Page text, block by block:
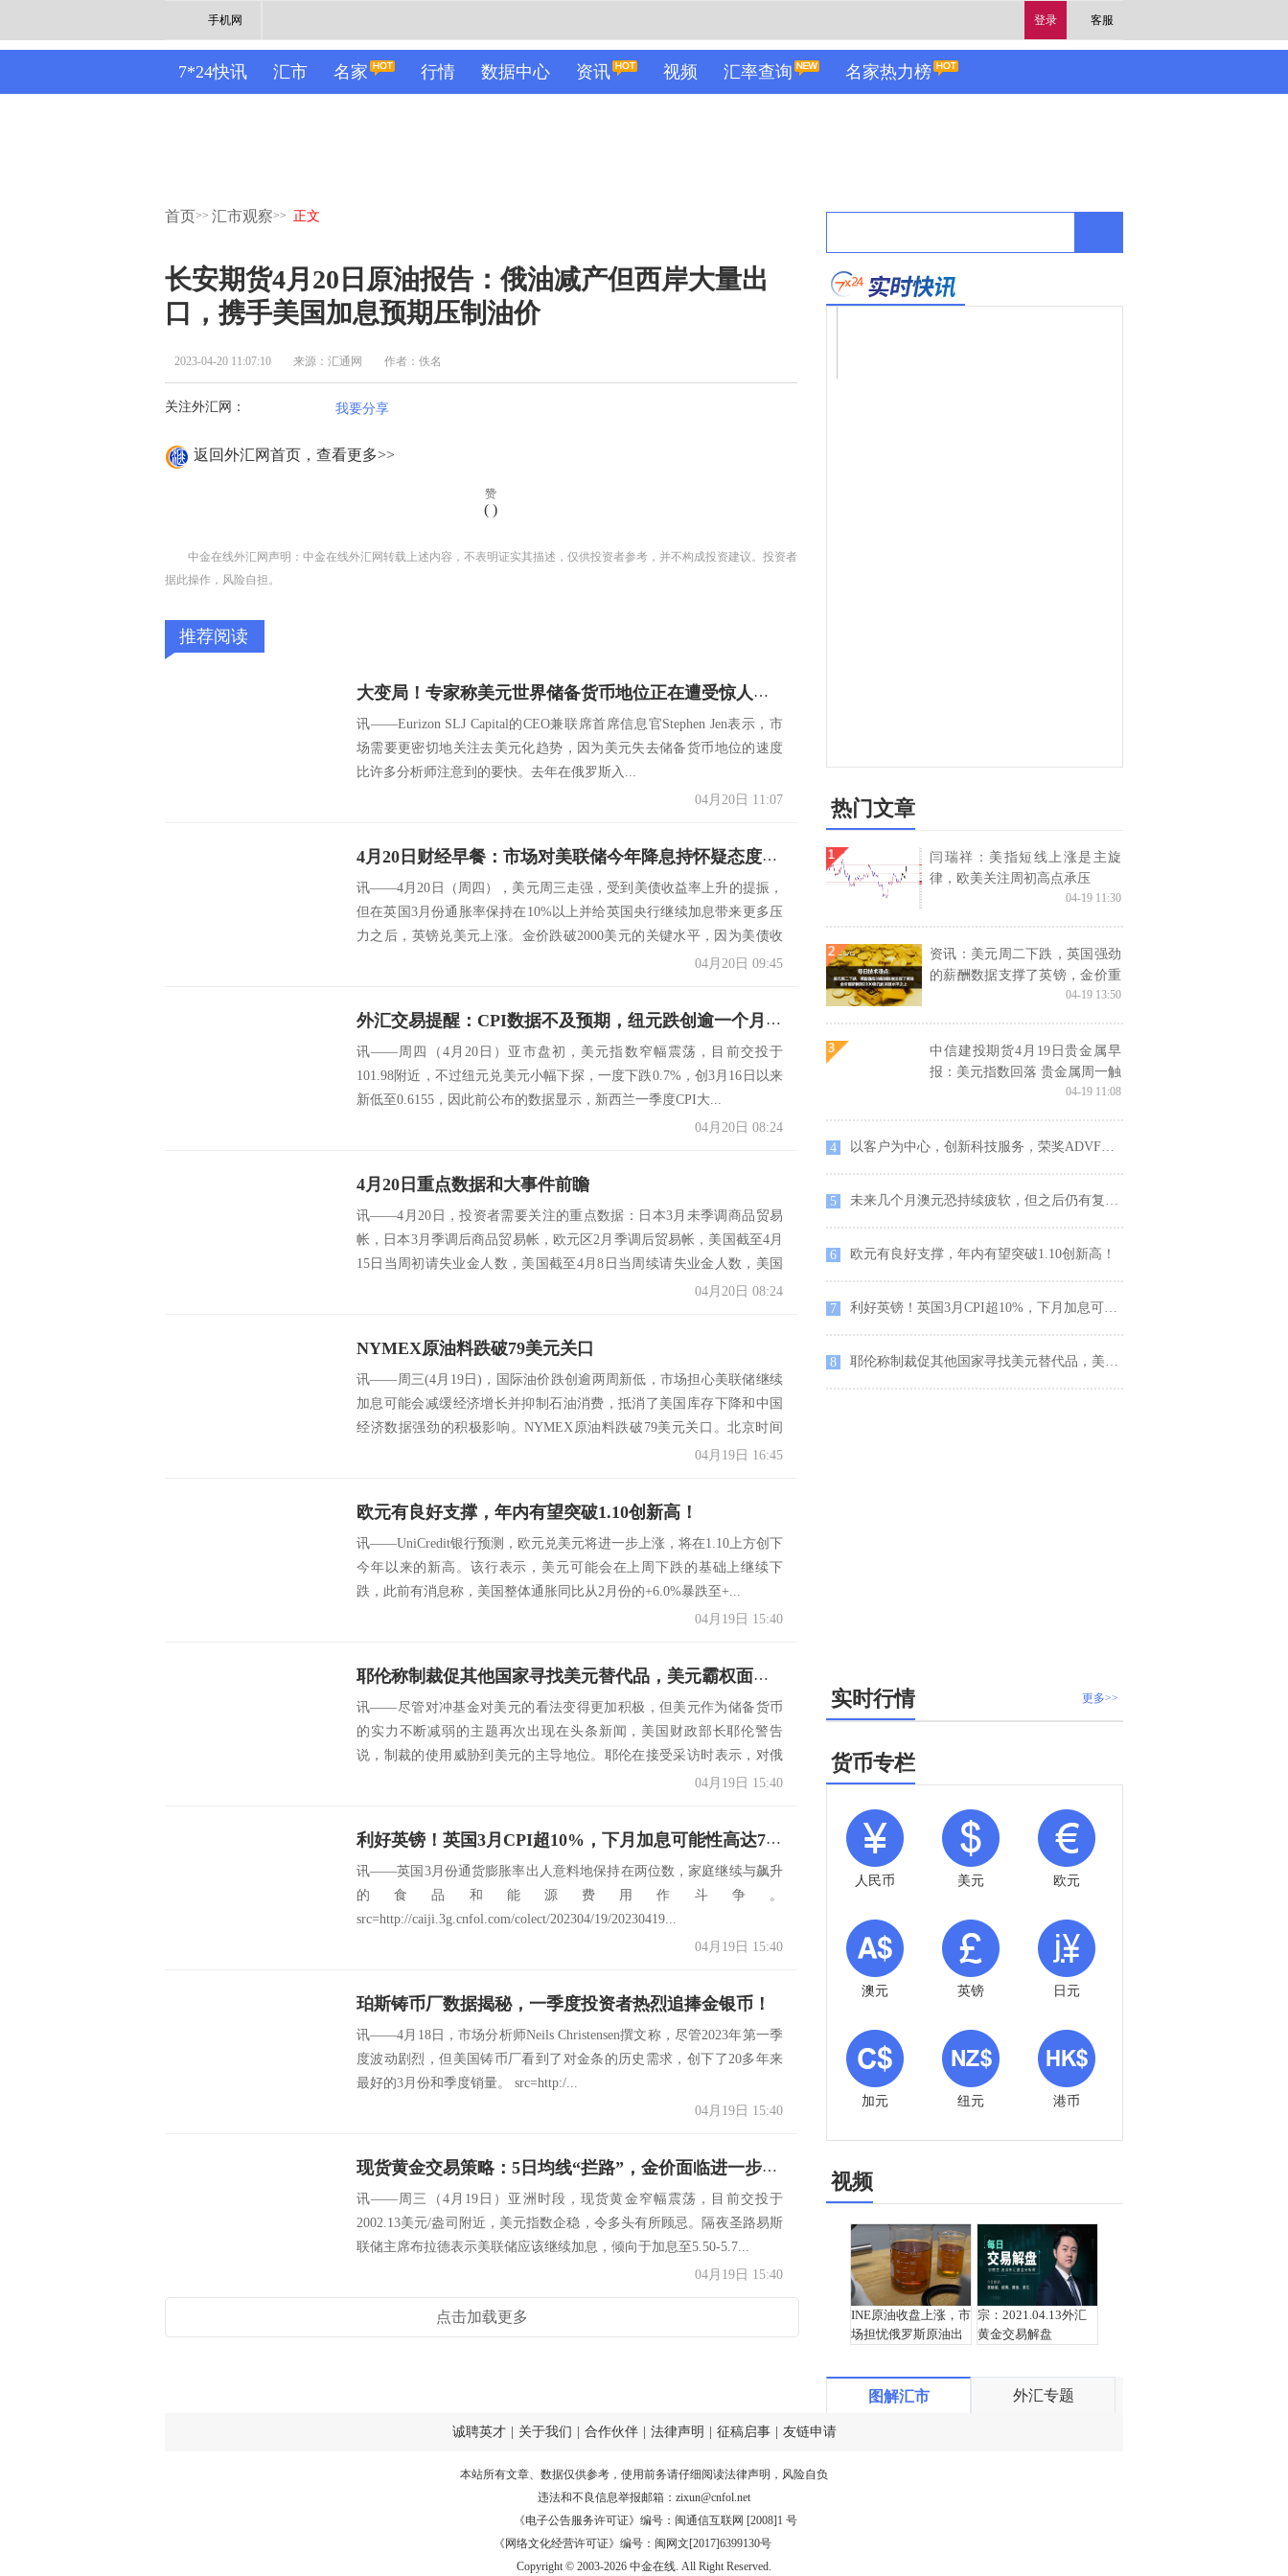
登录 客服
手机网
7*24快讯 汇市 名家 行情 数据中心 资讯 视频 汇率查询 名家热力榜
首页>> 汇市观察>> 正文
长安期货4月20日原油报告：俄油减产但西岸大量出
口，携手美国加息预期压制油价
2023-04-20 11:07:10 来源：汇通网 作者：佚名
关注外汇网： 我要分享
返回外汇网首页，查看更多>>
赞
( )
中金在线外汇网声明：中金在线外汇网转载上述内容，不表明证实其描述，仅供投资者参考，并不构成投资建议。投资者
据此操作，风险自担。
推荐阅读
大变局！专家称美元世界储备货币地位正在遭受惊人的崩溃
讯——Eurizon SLJ Capital的CEO兼联席首席信息官Stephen Jen表示，市
场需要更密切地关注去美元化趋势，因为美元失去储备货币地位的速度
比许多分析师注意到的要快。去年在俄罗斯入...
04月20日 11:07
4月20日财经早餐：市场对美联储今年降息持怀疑态度，金价触及至两周低点
讯——4月20日（周四），美元周三走强，受到美债收益率上升的提振，
但在英国3月份通胀率保持在10%以上并给英国央行继续加息带来更多压
力之后，英镑兑美元上涨。金价跌破2000美元的关键水平，因为美债收
04月20日 09:45
外汇交易提醒：CPI数据不及预期，纽元跌创逾一个月新低，美元欲顶破21日均线阻力
讯——周四（4月20日）亚市盘初，美元指数窄幅震荡，目前交投于
101.98附近，不过纽元兑美元小幅下探，一度下跌0.7%，创3月16日以来
新低至0.6155，因此前公布的数据显示，新西兰一季度CPI大...
04月20日 08:24
4月20日重点数据和大事件前瞻
讯——4月20日，投资者需要关注的重点数据：日本3月未季调商品贸易
帐，日本3月季调后商品贸易帐，欧元区2月季调后贸易帐，美国截至4月
15日当周初请失业金人数，美国截至4月8日当周续请失业金人数，美国
04月20日 08:24
NYMEX原油料跌破79美元关口
讯——周三(4月19日)，国际油价跌创逾两周新低，市场担心美联储继续
加息可能会减缓经济增长并抑制石油消费，抵消了美国库存下降和中国
经济数据强劲的积极影响。NYMEX原油料跌破79美元关口。北京时间
04月19日 16:45
欧元有良好支撑，年内有望突破1.10创新高！
讯——UniCredit银行预测，欧元兑美元将进一步上涨，将在1.10上方创下
今年以来的新高。该行表示，美元可能会在上周下跌的基础上继续下
跌，此前有消息称，美国整体通胀同比从2月份的+6.0%暴跌至+...
04月19日 15:40
耶伦称制裁促其他国家寻找美元替代品，美元霸权面临风险
讯——尽管对冲基金对美元的看法变得更加积极，但美元作为储备货币
的实力不断减弱的主题再次出现在头条新闻，美国财政部长耶伦警告
说，制裁的使用威胁到美元的主导地位。耶伦在接受采访时表示，对俄
04月19日 15:40
利好英镑！英国3月CPI超10%，下月加息可能性高达72%
讯——英国3月份通货膨胀率出人意料地保持在两位数，家庭继续与飙升
的食品和能源费用作斗争。
src=http://caiji.3g.cnfol.com/colect/202304/19/20230419...
04月19日 15:40
珀斯铸币厂数据揭秘，一季度投资者热烈追捧金银币！
讯——4月18日，市场分析师Neils Christensen撰文称，尽管2023年第一季
度波动剧烈，但美国铸币厂看到了对金条的历史需求，创下了20多年来
最好的3月份和季度销量。 src=http:/...
04月19日 15:40
现货黄金交易策略：5日均线“拦路”，金价面临进一步下行风险
讯——周三（4月19日）亚洲时段，现货黄金窄幅震荡，目前交投于
2002.13美元/盎司附近，美元指数企稳，令多头有所顾忌。隔夜圣路易斯
联储主席布拉德表示美联储应该继续加息，倾向于加息至5.50-5.7...
04月19日 15:40
点击加载更多
热门文章
闫瑞祥：美指短线上涨是主旋
律，欧美关注周初高点承压
04-19 11:30
资讯：美元周二下跌，英国强劲
的薪酬数据支撑了英镑，金价重
新回到2000美元的关键水平之上
04-19 13:50
中信建投期货4月19日贵金属早
报：美元指数回落 贵金属周一触
04-19 11:08
4 以客户为中心，创新科技服务，荣奖ADVFN国际金融奖
5 未来几个月澳元恐持续疲软，但之后仍有复苏希望！
6 欧元有良好支撑，年内有望突破1.10创新高！
7 利好英镑！英国3月CPI超10%，下月加息可能性高达72%
8 耶伦称制裁促其他国家寻找美元替代品，美元霸权面临风险
更多>>
实时行情
货币专栏
人民币 美元 欧元
澳元 英镑 日元
加元 纽元 港币
视频
INE原油收盘上涨，市
场担忧俄罗斯原油出
宗：2021.04.13外汇
黄金交易解盘
图解汇市 外汇专题
诚聘英才 关于我们 合作伙伴 法律声明 征稿启事 友链申请
本站所有文章、数据仅供参考，使用前务请仔细阅读法律声明 ，风险自负
违法和不良信息举报邮箱： zixun@cnfol.net
《电子公告服务许可证》编号：闽通信互联网 [2008]1 号
《网络文化经营许可证》编号：闽网文[2017]6399130号
Copyright © 2003-2026 中金在线. All Right Reserved.